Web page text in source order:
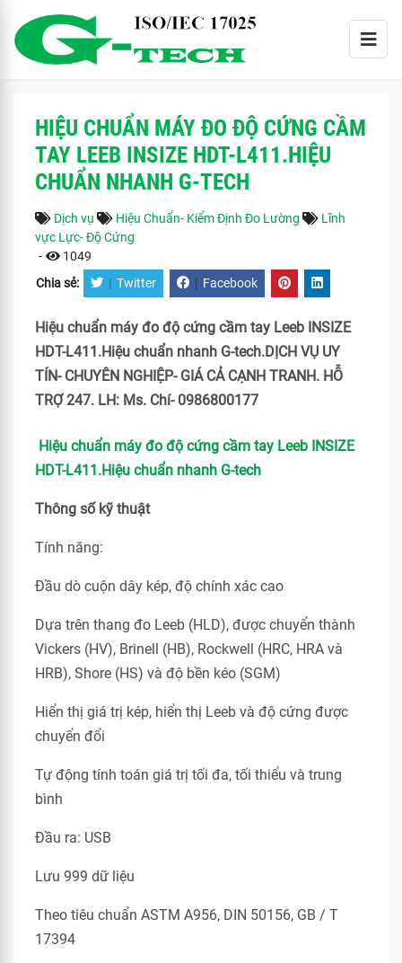
HIỆU CHUẨN MÁY ĐO ĐỘ CỨNG CẦM
TAY LEEB INSIZE HDT-L411.HIỆU
CHUẨN NHANH G-TECH
Dịch vụ Hiệu Chuẩn- Kiểm Định Đo Lường
Lĩnh
vực Lực- Độ Cứng
-
1049
Chia sẻ: | Twitter | Facebook
Hiệu chuẩn máy đo độ cứng cầm tay Leeb INSIZE
HDT-L411.Hiệu chuẩn nhanh G-tech.DỊCH VỤ UY
TÍN- CHUYÊN NGHIỆP- GIÁ CẢ CẠNH TRANH. HỖ
TRỢ 247. LH: Ms. Chí- 0986800177
Hiệu chuẩn máy đo độ cứng cầm tay Leeb INSIZE
HDT-L411.Hiệu chuẩn nhanh G-tech
Thông số kỹ thuật
Tính năng:
Đầu dò cuộn dây kép, độ chính xác cao
Dựa trên thang đo Leeb (HLD), được chuyển thành
Vickers (HV), Brinell (HB), Rockwell (HRC, HRA và
HRB), Shore (HS) và độ bền kéo (SGM)
Hiển thị giá trị kép, hiển thị Leeb và độ cứng được
chuyển đổi
Tự động tính toán giá trị tối đa, tối thiểu và trung
bình
Đầu ra: USB
Lưu 999 dữ liệu
Theo tiêu chuẩn ASTM A956, DIN 50156, GB / T
17394